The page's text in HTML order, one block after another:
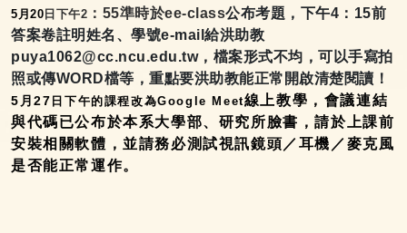
5 月20日下午2 ：55準時於ee-class公布考題，下午4：15前
答案卷註明姓名、學號e-mail給洪助教
puya1062@cc.ncu.edu.tw，檔案形式不均，可以手寫拍
照或傳WORD檔等，重點要洪助教能正常開啟清楚閱讀！
5 月27 日下午的課程改為Google Meet線上教學，會議連結
與代碼已公布於本系大學部、研究所臉書，請於上課前
安裝相關軟體，並請務必測試視訊鏡頭／耳機／麥克風
是否能正常運作。